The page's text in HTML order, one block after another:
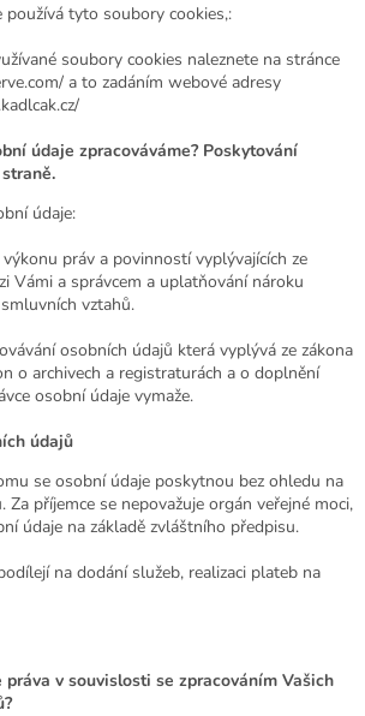
tyto soubory cookies,:
soubory cookies naleznete na stránce
a to zadáním webové adresy
údaje zpracováváme? Poskytování
údaje:
práv a povinností vyplývajících ze
Vámi a správcem a uplatňování nároku
vztahů.
osobních údajů která vyplývá ze zákona
o archivech a registraturách a o doplnění
osobní údaje vymaže.
údajů
se osobní údaje poskytnou bez ohledu na
příjemce se nepovažuje orgán veřejné moci,
údaje na základě zvláštního předpisu.
na dodání služeb, realizaci plateb na
práva v souvislosti se zpracováním Vašich